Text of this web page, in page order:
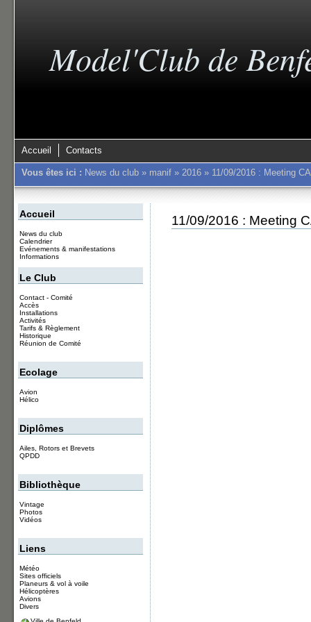
Model'Club de
Accueil Contacts
Vous êtes ici : News du club» manif» 2016» 11/09/2016 : Meeting
11/09/2016 : Meeting
Accueil
News du club
Calendrier
Evénements & manifestations
Informations
Le Club
Contact - Comité
Accès
Installations
Activités
Tarifs & Règlement
Historique
Réunion de Comité
Ecolage
Avion
Hélico
Diplômes
Ailes, Rotors et Brevets
QPDD
Bibliothèque
Vintage
Photos
Vidéos
Liens
Météo
Sites officiels
Planeurs & vol à voile
Hélicoptères
Avions
Divers